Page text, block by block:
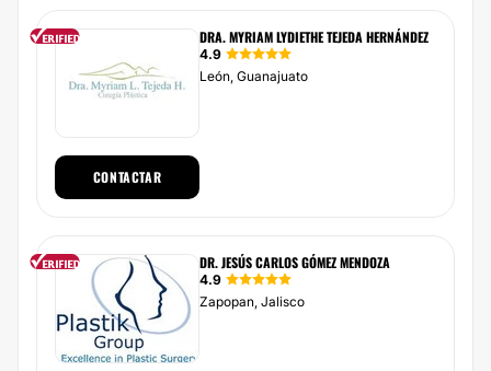
DRA. MYRIAM LYDIETHE TEJEDA HERNÁNDEZ
4.9
León, Guanajuato
CONTACTAR
DR. JESÚS CARLOS GÓMEZ MENDOZA
4.9
Zapopan, Jalisco